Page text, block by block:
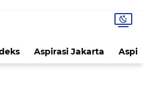
Aspirasi Jakarta